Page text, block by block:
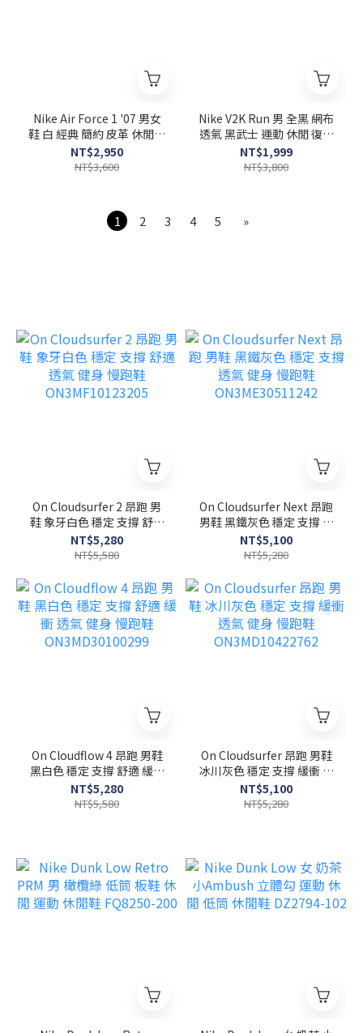
Nike Air Force 1 '07 男女
鞋 白 經典 簡約 皮革 休閒鞋
CW2288-111
NT$2,950
NT$3,600
Nike V2K Run 男 全黑 網布
透氣 黑武士 運動 休閒 復古
休閒鞋 HJ4497-001
NT$1,999
NT$3,800
1 2 3 4 5 »
On Cloudsurfer 2 昂跑 男
鞋 象牙白色 穩定 支撐 舒適
透氣 健身 慢跑鞋
ON3MF10123205
NT$5,280
NT$5,580
On Cloudsurfer Next 昂跑
男鞋 黑鐵灰色 穩定 支撐 透
氣 健身 慢跑鞋
ON3ME30511242
NT$5,100
NT$5,280
On Cloudflow 4 昂跑 男鞋
黑白色 穩定 支撐 舒適 緩衝
透氣 健身 慢跑鞋
ON3MD30100299
NT$5,280
NT$5,580
On Cloudsurfer 昂跑 男鞋
冰川灰色 穩定 支撐 緩衝 透
氣 健身 慢跑鞋
ON3MD10422762
NT$5,100
NT$5,280